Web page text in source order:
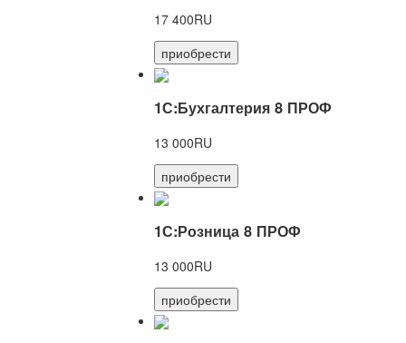
17 400RU
приобрести
1С:Бухгалтерия 8 ПРОФ
13 000RU
приобрести
1С:Розница 8 ПРОФ
13 000RU
приобрести